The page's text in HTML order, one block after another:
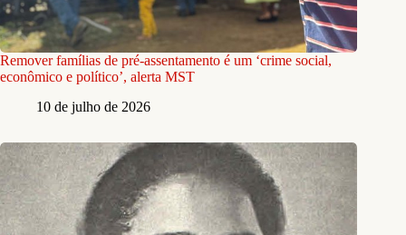
Remover famílias de pré-assentamento é um ‘crime social,
econômico e político’, alerta MST
10 de julho de 2026